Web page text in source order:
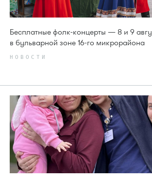
Бесплатные фолк-концерты — 8 и 9
в бульварной зоне 16-го микрорайона
НОВОСТИ